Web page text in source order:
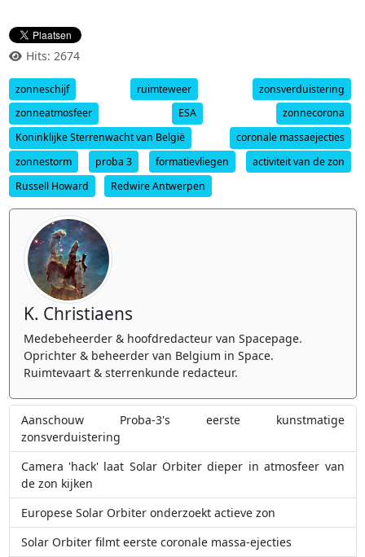
Hits: 2674
zonneschijf ruimteweer
zonsverduistering
zonneatmosfeer
ESA
zonnecorona
Koninklijke Sterrenwacht van België
coronale massaejecties
zonnestorm
proba 3 formatievliegen
activiteit van de zon
Russell Howard
Redwire Antwerpen
K. Christiaens
Medebeheerder & hoofdredacteur van Spacepage.
Oprichter & beheerder van Belgium in Space.
Ruimtevaart & sterrenkunde redacteur.
Aanschouw Proba-3's eerste kunstmatige
zonsverduistering
Camera 'hack' laat Solar Orbiter dieper in atmosfeer van
de zon kijken
Europese Solar Orbiter onderzoekt actieve zon
Solar Orbiter filmt eerste coronale massa-ejecties